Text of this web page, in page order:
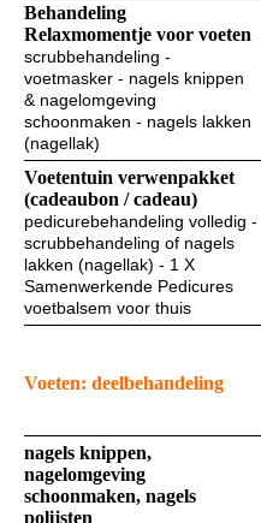
Behandeling
Relaxmomentje voor voeten
scrubbehandeling -
voetmasker - nagels knippen
& nagelomgeving
schoonmaken - nagels lakken
(nagellak)
Voetentuin verwenpakket
(cadeaubon / cadeau)
pedicurebehandeling volledig -
scrubbehandeling of nagels
lakken (nagellak) - 1 X
Samenwerkende Pedicures
voetbalsem voor thuis
Voeten: deelbehandeling
nagels knippen,
nagelomgeving
schoonmaken, nagels
polijsten